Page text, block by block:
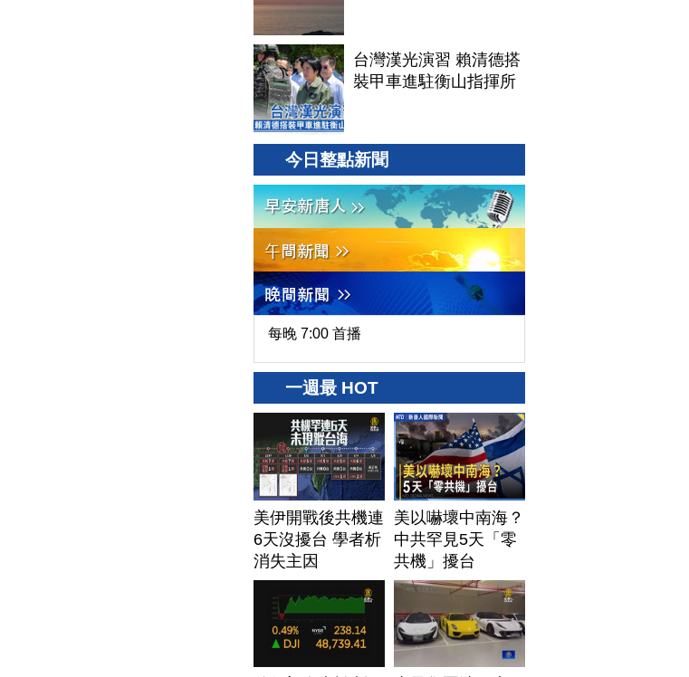
台灣漢光演習 賴清德搭
裝甲車進駐衡山指揮所
今日整點新聞
每晚 7:00 首播
一週最 HOT
美伊開戰後共機連
6天沒擾台 學者析
消失主因
美以嚇壞中南海？
中共罕見5天「零
共機」擾台